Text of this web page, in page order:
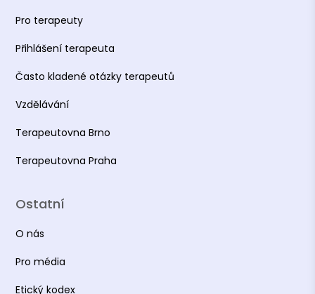
Pro terapeuty
Přihlášení terapeuta
Často kladené otázky terapeutů
Vzdělávání
Terapeutovna Brno
Terapeutovna Praha
Ostatní
O nás
Pro média
Etický kodex